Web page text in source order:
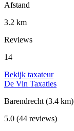
Afstand
3.2 km
Reviews
14
Bekijk taxateur
De Vin Taxaties
Barendrecht (3.4 km)
5.0 (44 reviews)